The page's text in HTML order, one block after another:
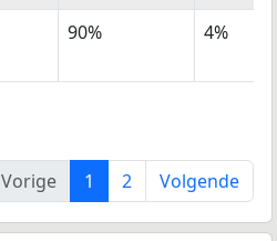
90% 4%
Vorige
1 2 Volgende